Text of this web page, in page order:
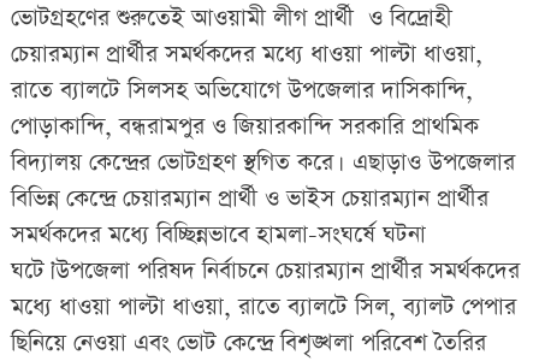
ভোটগ্রহণের শুরুতেই আওয়ামী লীগ প্রার্থী ও বিদ্রোহী
চেয়ারম্যান প্রার্থীর সমর্থকদের মধ্যে ধাওয়া পাল্টা ধাওয়া,
রাতে ব্যালটে সিলসহ অভিযোগে উপজেলার দাসিকান্দি,
পোড়াকান্দি, বন্ধরামপুর ও জিয়ারকান্দি সরকারি প্রাথমিক
বিদ্যালয় কেন্দ্রের ভোটগ্রহণ স্থগিত করে। এছাড়াও উপজেলার
বিভিন্ন কেন্দ্রে চেয়ারম্যান প্রার্থী ও ভাইস চেয়ারম্যান প্রার্থীর
সমর্থকদের মধ্যে বিচ্ছিন্নভাবে হামলা-সংঘর্ষে ঘটনা
ঘটে।’উপজেলা পরিষদ নির্বাচনে চেয়ারম্যান প্রার্থীর সমর্থকদের
মধ্যে ধাওয়া পাল্টা ধাওয়া, রাতে ব্যালটে সিল, ব্যালট পেপার
ছিনিয়ে নেওয়া এবং ভোট কেন্দ্রে বিশৃঙ্খলা পরিবেশ তৈরির